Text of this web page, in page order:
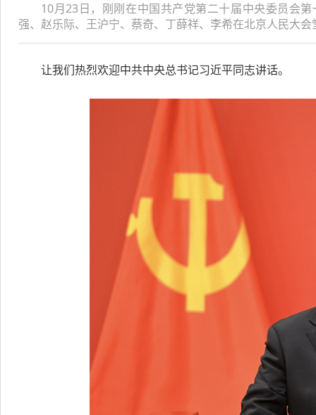
10月23日，刚刚在中国共产党第二十届中央委员会
强、赵乐际、王沪宁、蔡奇、丁薛祥、李希在北京人民大
让我们热烈欢迎中共中央总书记习近平同志讲话。